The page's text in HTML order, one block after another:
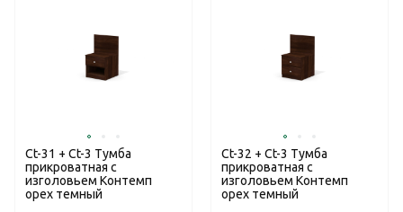
Ct-31 + Ct-3 Тумба
прикроватная с
изголовьем Контемп
орех темный
Ct-32 + Ct-3 Тумба
прикроватная с
изголовьем Контемп
орех темный